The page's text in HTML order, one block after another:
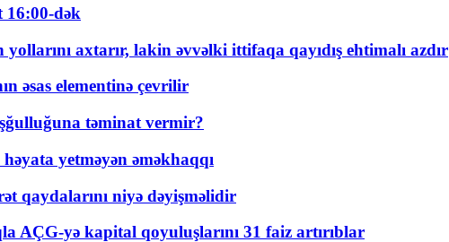
16:00-dək
axtarır, lakin əvvəlki ittifaqa qayıdış ehtimalı azdır
əsas elementinə çevrilir
təminat vermir?
yetməyən əməkhaqqı
qaydalarını niyə dəyişməlidir
AÇG-yə kapital qoyuluşlarını 31 faiz artırıblar